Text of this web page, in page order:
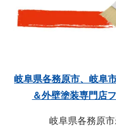
岐阜県各務原市、岐阜
＆外壁塗装専門店
岐阜県各務原